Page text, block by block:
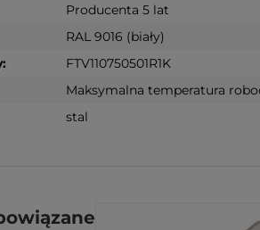
Producenta 5 lat
RAL 9016 (biały)
FTV110750501R1K
Maksymalna temperatura
stal